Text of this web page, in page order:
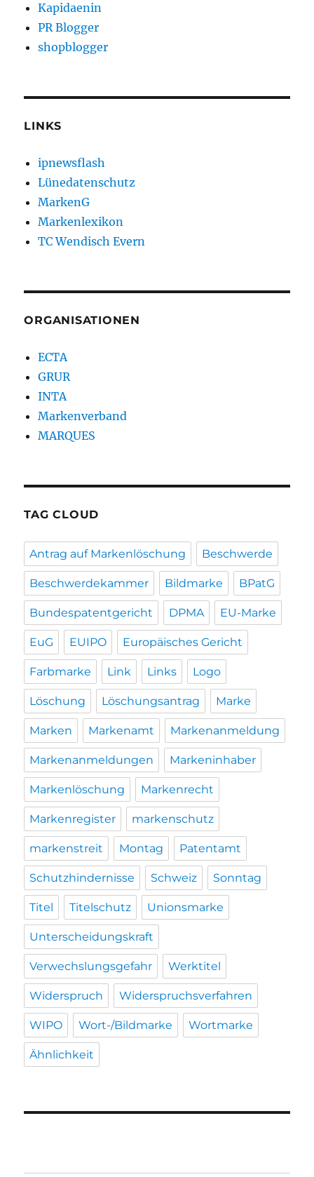
Kapidaenin
PR Blogger
shopblogger
LINKS
ipnewsflash
Lünedatenschutz
MarkenG
Markenlexikon
TC Wendisch Evern
ORGANISATIONEN
ECTA
GRUR
INTA
Markenverband
MARQUES
TAG CLOUD
Antrag auf Markenlöschung Beschwerde
Beschwerdekammer Bildmarke BPatG
Bundespatentgericht DPMA EU-Marke
EuG EUIPO Europäisches Gericht
Farbmarke Link Links Logo
Löschung Löschungsantrag Marke
Marken Markenamt Markenanmeldung
Markenanmeldungen Markeninhaber
Markenlöschung Markenrecht
Markenregister markenschutz
markenstreit Montag Patentamt
Schutzhindernisse Schweiz Sonntag
Titel Titelschutz Unionsmarke
Unterscheidungskraft
Verwechslungsgefahr Werktitel
Widerspruch Widerspruchsverfahren
WIPO Wort-/Bildmarke Wortmarke
Ähnlichkeit